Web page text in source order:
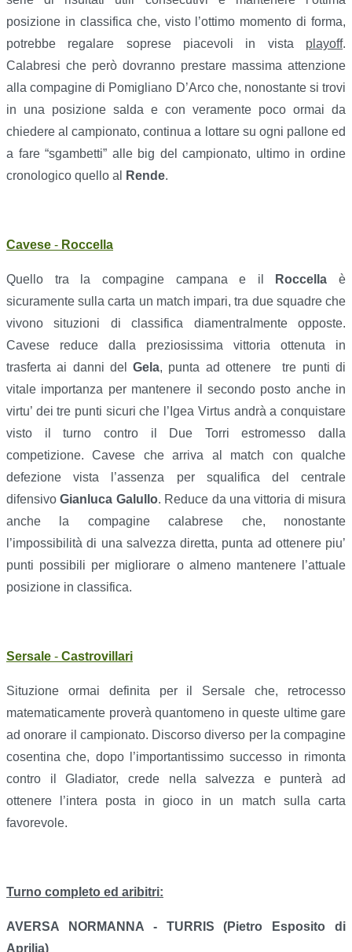
posizione in classifica che, visto l’ottimo momento di forma,
potrebbe regalare soprese piacevoli in vista playoff.
Calabresi che però dovranno prestare massima attenzione
alla compagine di Pomigliano D’Arco che, nonostante si trovi
in una posizione salda e con veramente poco ormai da
chiedere al campionato, continua a lottare su ogni pallone ed
a fare “sgambetti” alle big del campionato, ultimo in ordine
cronologico quello al
Rende.
Cavese - Roccella
Quello tra la compagine campana e il Roccella è
sicuramente sulla carta un match impari, tra due squadre che
vivono situzioni di classifica diamentralmente opposte.
Cavese reduce dalla preziosissima vittoria ottenuta in
trasferta ai danni delGela, punta ad ottenere tre punti di
vitale importanza per mantenere il secondo posto anche in
virtu’ dei tre punti sicuri che l’Igea Virtus andrà a conquistare
visto il turno contro il Due Torri estromesso dalla
competizione. Cavese che arriva al match con qualche
defezione vista l’assenza per squalifica del centrale
difensivoGianluca Galullo. Reduce da una vittoria di misura
anche la compagine calabrese che, nonostante
l’impossibilità di una salvezza diretta, punta ad ottenere piu’
punti possibili per migliorare o almeno mantenere l’attuale
posizione in classifica.
Sersale - Castrovillari
Situzione ormai definita per il Sersale che, retrocesso
matematicamente proverà quantomeno in queste ultime gare
ad onorare il campionato. Discorso diverso per la compagine
cosentina che, dopo l’importantissimo successo in rimonta
contro il Gladiator, crede nella salvezza e punterà ad
ottenere l’intera posta in gioco in un match sulla carta
favorevole.
Turno completo ed aribitri:
AVERSA NORMANNA - TURRIS (Pietro Esposito di
Aprilia)